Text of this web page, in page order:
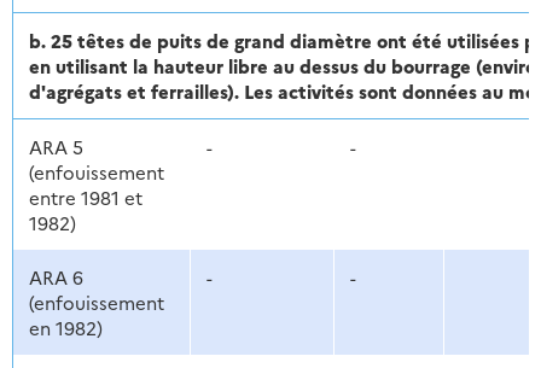
b. 25 têtes de puits de grand diamètre ont été utilisées
en utilisant la hauteur libre au dessus du bourrage
d'agrégats et ferrailles). Les activités sont données au
ARA 5
(enfouissement
entre 1981 et
1982)
- -
ARA 6
(enfouissement
en 1982)
- -